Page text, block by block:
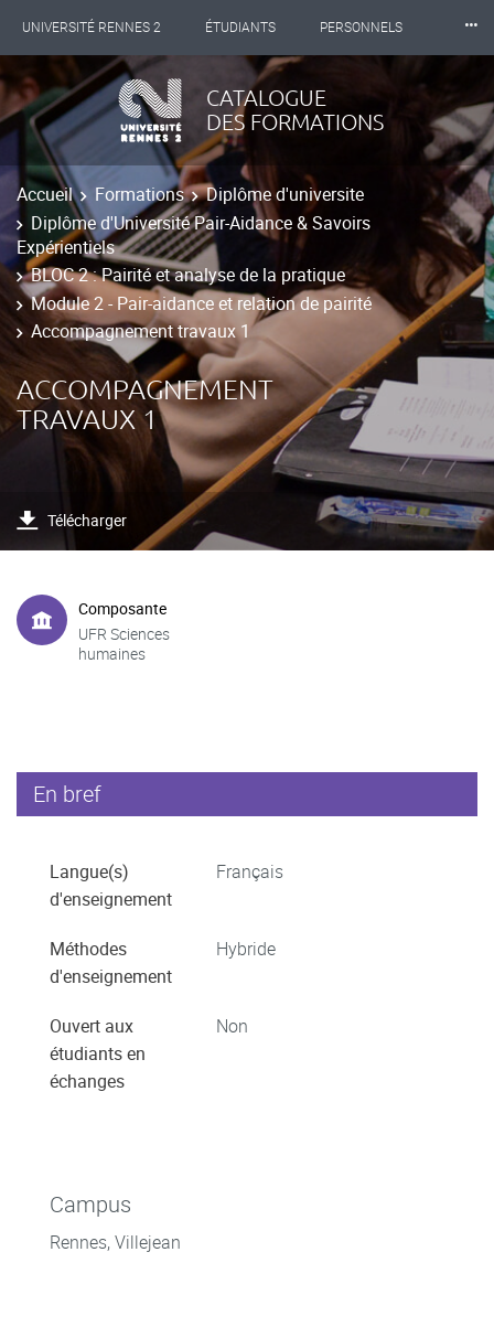
UNIVERSITÉ RENNES 2 ÉTUDIANTS PERSONNELS
INTERNATIONAL PROFESSIONNELS
LES NOUVELLES DE RENNES 2
⸱⸱⸱
CATALOGUE
DES FORMATIONS
Accueil Formations
Diplôme d'universite
Diplôme d'Université Pair-Aidance & Savoirs
Expérientiels
BLOC 2 : Pairité et analyse de la pratique
Module 2 - Pair-aidance et relation de pairité
Accompagnement travaux 1
ACCOMPAGNEMENT
TRAVAUX 1
Télécharger
Composante
UFR Sciences
humaines
En bref
Langue(s)
d'enseignement
Français
Méthodes
d'enseignement
Hybride
Ouvert aux
étudiants en
échanges
Non
Campus
Rennes, Villejean